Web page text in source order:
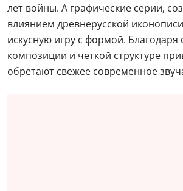
лет войны. А графические серии,
влиянием древнерусской
искусную игру с формой. Благодаря
композиции и четкой структуре
обретают свежее современное